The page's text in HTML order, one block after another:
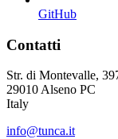
GitHub
Contatti
Str. di Montevalle,
29010 Alseno PC
Italy
info@tunca.it